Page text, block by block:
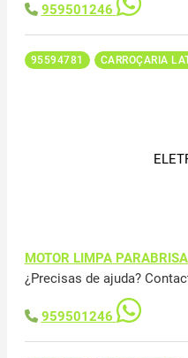
959501246
95594781 CARROÇARIA
MOTOR LIMPA
¿Precisas de ajuda?
959501246